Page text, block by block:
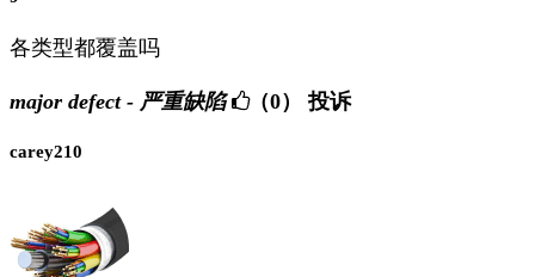
各类型都覆盖吗
major defect - 严重缺陷 （0） 投诉
carey210